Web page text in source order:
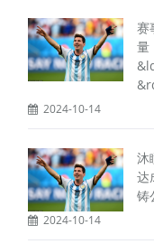
赛
量
2024-10-14
沐
达
铸
2024-10-14